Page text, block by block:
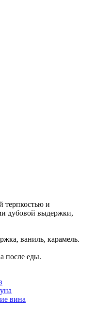
терпкостью и
дубовой выдержки,
ваниль, карамель.
после еды.
вина